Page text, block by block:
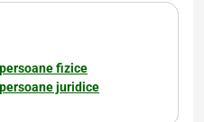
fizice
juridice